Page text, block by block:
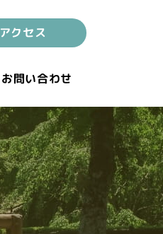
アクセス
お問い合わせ